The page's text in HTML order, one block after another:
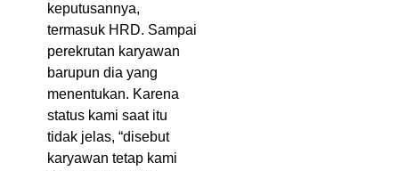
keputusannya,
termasuk HRD. Sampai
perekrutan karyawan
barupun dia yang
menentukan. Karena
status kami saat itu
tidak jelas, “disebut
karyawan tetap kami